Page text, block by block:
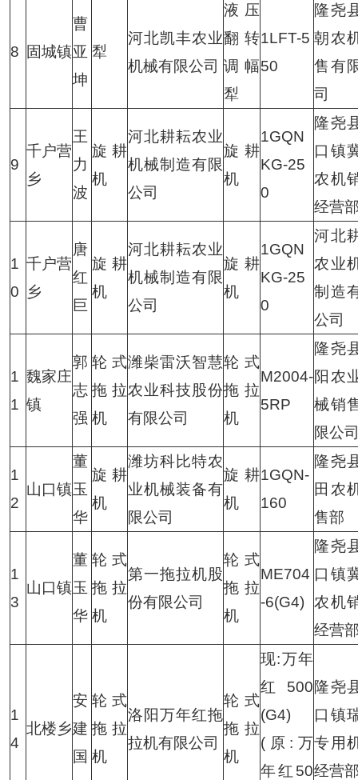
8 固城镇
曹
亚
坤
犁
河北凯丰农业
机械有限公司
液压
翻转
调幅
犁
1LFT-5
50
隆尧
朝农
售有
司
9
千户营
乡
王
力
波
旋耕
机
河北耕耘农业
机械制造有限
公司
旋耕
机
1GQN
KG-25
0
隆尧
口镇
农机
经营
1
0
千户营
乡
唐
红
巨
旋耕
机
河北耕耘农业
机械制造有限
公司
旋耕
机
1GQN
KG-25
0
河北
农业
制造
公司
1
1
魏家庄
镇
郭
志
强
轮式
拖拉
机
潍柴雷沃智慧
农业科技股份
有限公司
轮式
拖拉
机
M2004-
5RP
隆尧
阳农
械销
限公
1
2
山口镇
董
玉
华
旋耕
机
潍坊科比特农
业机械装备有
限公司
旋耕
机
1GQN-
160
隆尧
田农
售部
1
3
山口镇
董
玉
华
轮式
拖拉
机
第一拖拉机股
份有限公司
轮式
拖拉
机
ME704
-6(G4)
隆尧
口镇
农机
经营
1
4
北楼乡
安
建
国
轮式
拖拉
机
洛阳万年红拖
拉机有限公司
轮式
拖拉
机
现:万年
红500
(G4)
(原:万
年红50
隆尧
口镇
专用
经营